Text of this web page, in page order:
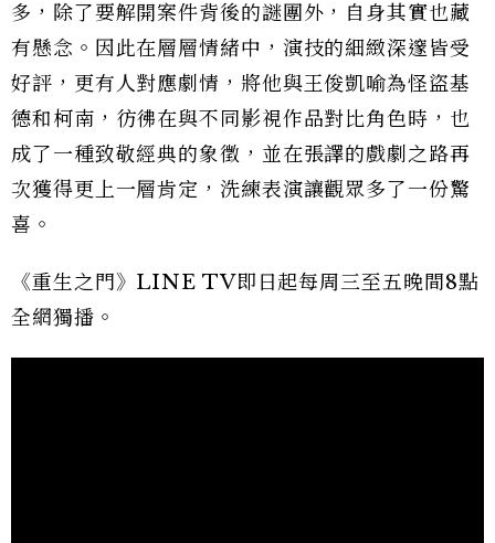
多，除了要解開案件背後的謎團外，自身其實也藏
有懸念。因此在層層情緒中，演技的細緻深邃皆受
好評，更有人對應劇情，將他與王俊凱喻為怪盜基
德和柯南，彷彿在與不同影視作品對比角色時，也
成了一種致敬經典的象徵，並在張譯的戲劇之路再
次獲得更上一層肯定，洗練表演讓觀眾多了一份驚
喜。
《重生之門》LINE TV即日起每周三至五晚間8點
全網獨播。